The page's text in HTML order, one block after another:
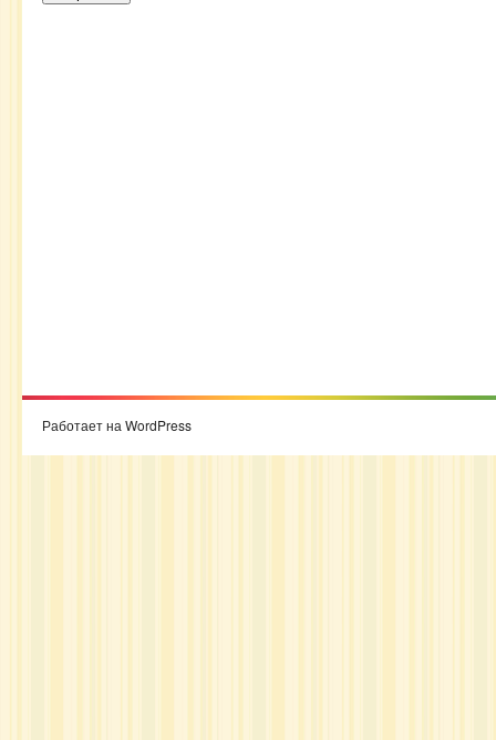
Работает на WordPress